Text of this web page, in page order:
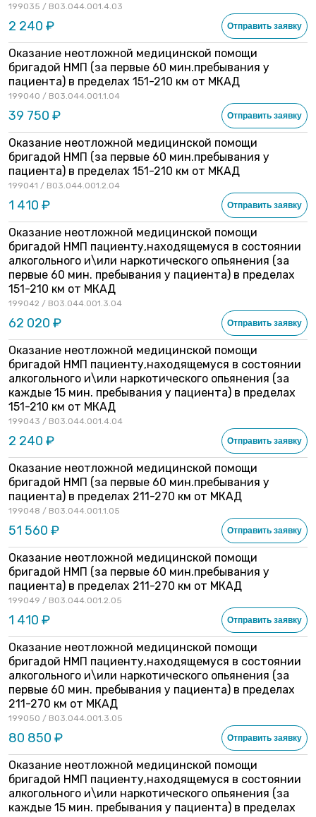
199035 / B03.044.001.4.03
2 240 ₽ Отправить заявку
Оказание неотложной медицинской помощи
бригадой НМП (за первые 60 мин.пребывания у
пациента) в пределах 151-210 км от МКАД
199040 / B03.044.001.1.04
39 750 ₽ Отправить заявку
Оказание неотложной медицинской помощи
бригадой НМП (за первые 60 мин.пребывания у
пациента) в пределах 151-210 км от МКАД
199041 / B03.044.001.2.04
1 410 ₽ Отправить заявку
Оказание неотложной медицинской помощи
бригадой НМП пациенту,находящемуся в состоянии
алкогольного и\или наркотического опьянения (за
первые 60 мин. пребывания у пациента) в пределах
151-210 км от МКАД
199042 / B03.044.001.3.04
62 020 ₽ Отправить заявку
Оказание неотложной медицинской помощи
бригадой НМП пациенту,находящемуся в состоянии
алкогольного и\или наркотического опьянения (за
каждые 15 мин. пребывания у пациента) в пределах
151-210 км от МКАД
199043 / B03.044.001.4.04
2 240 ₽ Отправить заявку
Оказание неотложной медицинской помощи
бригадой НМП (за первые 60 мин.пребывания у
пациента) в пределах 211-270 км от МКАД
199048 / B03.044.001.1.05
51 560 ₽ Отправить заявку
Оказание неотложной медицинской помощи
бригадой НМП (за первые 60 мин.пребывания у
пациента) в пределах 211-270 км от МКАД
199049 / B03.044.001.2.05
1 410 ₽ Отправить заявку
Оказание неотложной медицинской помощи
бригадой НМП пациенту,находящемуся в состоянии
алкогольного и\или наркотического опьянения (за
первые 60 мин. пребывания у пациента) в пределах
211-270 км от МКАД
199050 / B03.044.001.3.05
80 850 ₽ Отправить заявку
Оказание неотложной медицинской помощи
бригадой НМП пациенту,находящемуся в состоянии
алкогольного и\или наркотического опьянения (за
каждые 15 мин. пребывания у пациента) в пределах